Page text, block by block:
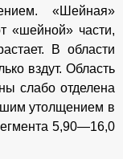
«Шейная»
«шейной» части,
В области
вздут. Область
слабо отделена
утолщением в
5,90—16,0